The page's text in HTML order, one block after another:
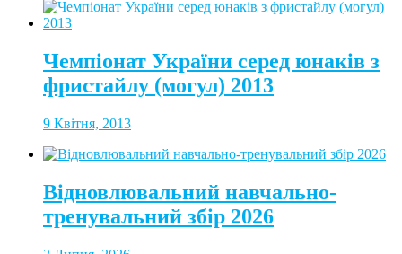
Чемпіонат України серед юнаків з
фристайлу (могул) 2013
9 Квітня, 2013
Відновлювальний навчально-
тренувальний збір 2026